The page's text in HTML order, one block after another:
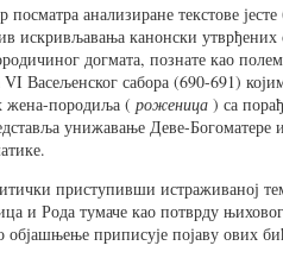
анализиране текстове
искривљавања канонски утврђених
догмата, познате као
Васељенског сабора (690-691)
жена-породиља ( роженица ) са
унижавање Деве-Богоматере
приступивши истраживаној
и Рода тумаче као потврду
објашњење приписује појаву ових